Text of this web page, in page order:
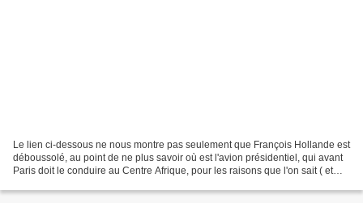
Le lien ci-dessous ne nous montre pas seulement que François Hollande est
déboussolé, au point de ne plus savoir où est l'avion présidentiel, qui avant
Paris doit le conduire au Centre Afrique, pour les raisons que l'on sait ( et